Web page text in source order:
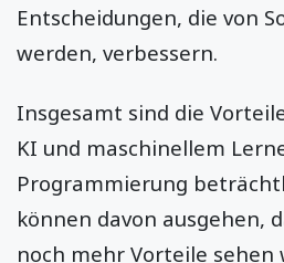
Entscheidungen, die von
werden, verbessern.
Insgesamt sind die
KI und maschinellem
Programmierung
können davon ausgehen,
noch mehr Vorteile sehen